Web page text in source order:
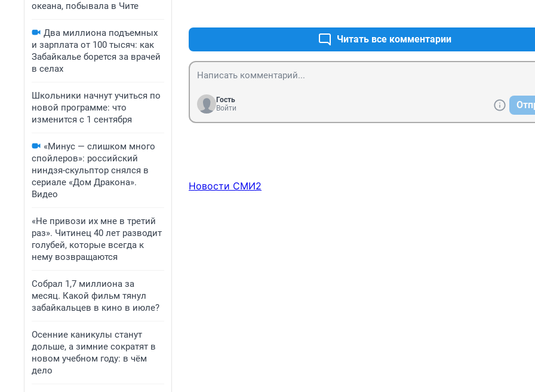
океана, побывала в Чите
Два миллиона подъемных
и зарплата от 100 тысяч: как
Забайкалье борется за врачей
в селах
Школьники начнут учиться по
новой программе: что
изменится с 1 сентября
«Минус — слишком много
спойлеров»: российский
ниндзя-скульптор снялся в
сериале «Дом Дракона».
Видео
«Не привози их мне в третий
раз». Читинец 40 лет разводит
голубей, которые всегда к
нему возвращаются
Собрал 1,7 миллиона за
месяц. Какой фильм тянул
забайкальцев в кино в июле?
Осенние каникулы станут
дольше, а зимние сократят в
новом учебном году: в чём
дело
Читать все комментарии
Гость
Войти
Новости СМИ2